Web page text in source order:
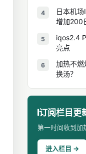
4
日本机
增加200
5
iqos2.4
亮点
6
加热不燃
换汤？
订阅栏目更
第一时间收到加
进入栏目 →